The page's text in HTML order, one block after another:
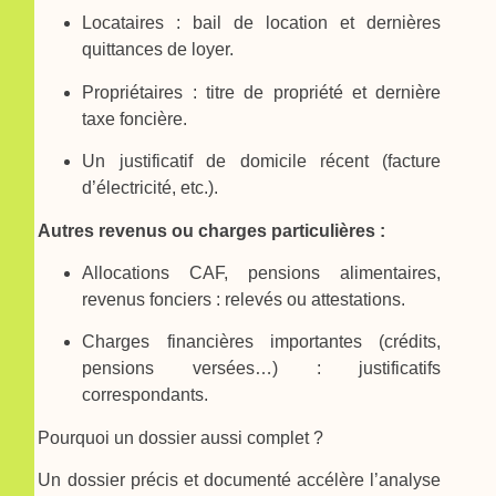
Locataires : bail de location et dernières
quittances de loyer.
Propriétaires : titre de propriété et dernière
taxe foncière.
Un justificatif de domicile récent (facture
d’électricité, etc.).
Autres revenus ou charges particulières :
Allocations CAF, pensions alimentaires,
revenus fonciers : relevés ou attestations.
Charges financières importantes (crédits,
pensions versées…) : justificatifs
correspondants.
Pourquoi un dossier aussi complet ?
Un dossier précis et documenté accélère l’analyse